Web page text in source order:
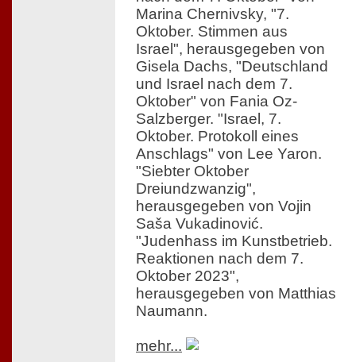
Marina Chernivsky, "7.
Oktober. Stimmen aus
Israel", herausgegeben von
Gisela Dachs, "Deutschland
und Israel nach dem 7.
Oktober" von Fania Oz-
Salzberger. "Israel, 7.
Oktober. Protokoll eines
Anschlags" von Lee Yaron.
"Siebter Oktober
Dreiundzwanzig",
herausgegeben von Vojin
Saša Vukadinović.
"Judenhass im Kunstbetrieb.
Reaktionen nach dem 7.
Oktober 2023",
herausgegeben von Matthias
Naumann.
mehr...